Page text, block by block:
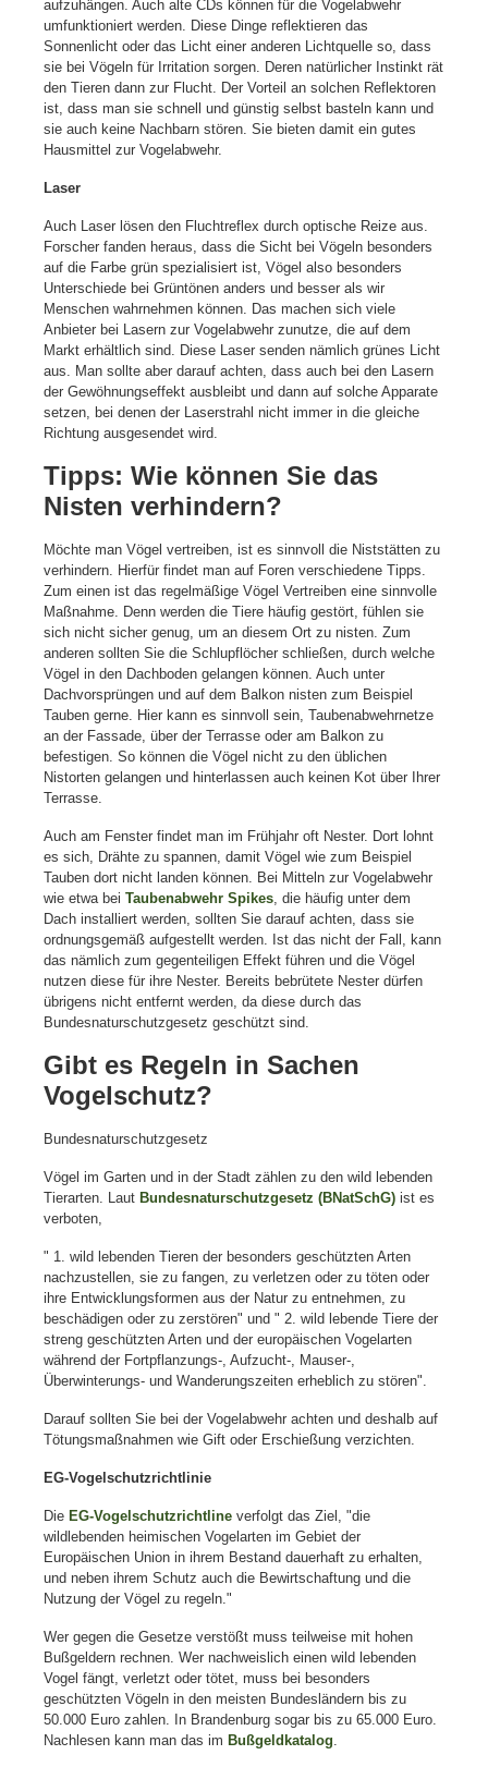
aufzuhängen. Auch alte CDs können für die Vogelabwehr
umfunktioniert werden. Diese Dinge reflektieren das
Sonnenlicht oder das Licht einer anderen Lichtquelle so, dass
sie bei Vögeln für Irritation sorgen. Deren natürlicher Instinkt rät
den Tieren dann zur Flucht. Der Vorteil an solchen Reflektoren
ist, dass man sie schnell und günstig selbst basteln kann und
sie auch keine Nachbarn stören. Sie bieten damit ein gutes
Hausmittel zur Vogelabwehr.
Laser
Auch Laser lösen den Fluchtreflex durch optische Reize aus.
Forscher fanden heraus, dass die Sicht bei Vögeln besonders
auf die Farbe grün spezialisiert ist, Vögel also besonders
Unterschiede bei Grüntönen anders und besser als wir
Menschen wahrnehmen können. Das machen sich viele
Anbieter bei Lasern zur Vogelabwehr zunutze, die auf dem
Markt erhältlich sind. Diese Laser senden nämlich grünes Licht
aus. Man sollte aber darauf achten, dass auch bei den Lasern
der Gewöhnungseffekt ausbleibt und dann auf solche Apparate
setzen, bei denen der Laserstrahl nicht immer in die gleiche
Richtung ausgesendet wird.
Tipps: Wie können Sie das
Nisten verhindern?
Möchte man Vögel vertreiben, ist es sinnvoll die Niststätten zu
verhindern. Hierfür findet man auf Foren verschiedene Tipps.
Zum einen ist das regelmäßige Vögel Vertreiben eine sinnvolle
Maßnahme. Denn werden die Tiere häufig gestört, fühlen sie
sich nicht sicher genug, um an diesem Ort zu nisten. Zum
anderen sollten Sie die Schlupflöcher schließen, durch welche
Vögel in den Dachboden gelangen können. Auch unter
Dachvorsprüngen und auf dem Balkon nisten zum Beispiel
Tauben gerne. Hier kann es sinnvoll sein, Taubenabwehrnetze
an der Fassade, über der Terrasse oder am Balkon zu
befestigen. So können die Vögel nicht zu den üblichen
Nistorten gelangen und hinterlassen auch keinen Kot über Ihrer
Terrasse.
Auch am Fenster findet man im Frühjahr oft Nester. Dort lohnt
es sich, Drähte zu spannen, damit Vögel wie zum Beispiel
Tauben dort nicht landen können. Bei Mitteln zur Vogelabwehr
wie etwa bei Taubenabwehr Spikes, die häufig unter dem
Dach installiert werden, sollten Sie darauf achten, dass sie
ordnungsgemäß aufgestellt werden. Ist das nicht der Fall, kann
das nämlich zum gegenteiligen Effekt führen und die Vögel
nutzen diese für ihre Nester. Bereits bebrütete Nester dürfen
übrigens nicht entfernt werden, da diese durch das
Bundesnaturschutzgesetz geschützt sind.
Gibt es Regeln in Sachen
Vogelschutz?
Bundesnaturschutzgesetz
Vögel im Garten und in der Stadt zählen zu den wild lebenden
Tierarten. Laut Bundesnaturschutzgesetz (BNatSchG) ist es
verboten,
" 1. wild lebenden Tieren der besonders geschützten Arten
nachzustellen, sie zu fangen, zu verletzen oder zu töten oder
ihre Entwicklungsformen aus der Natur zu entnehmen, zu
beschädigen oder zu zerstören" und " 2. wild lebende Tiere der
streng geschützten Arten und der europäischen Vogelarten
während der Fortpflanzungs-, Aufzucht-, Mauser-,
Überwinterungs- und Wanderungszeiten erheblich zu stören".
Darauf sollten Sie bei der Vogelabwehr achten und deshalb auf
Tötungsmaßnahmen wie Gift oder Erschießung verzichten.
EG-Vogelschutzrichtlinie
Die EG-Vogelschutzrichtline verfolgt das Ziel, "die
wildlebenden heimischen Vogelarten im Gebiet der
Europäischen Union in ihrem Bestand dauerhaft zu erhalten,
und neben ihrem Schutz auch die Bewirtschaftung und die
Nutzung der Vögel zu regeln."
Wer gegen die Gesetze verstößt muss teilweise mit hohen
Bußgeldern rechnen. Wer nachweislich einen wild lebenden
Vogel fängt, verletzt oder tötet, muss bei besonders
geschützten Vögeln in den meisten Bundesländern bis zu
50.000 Euro zahlen. In Brandenburg sogar bis zu 65.000 Euro.
Nachlesen kann man das im Bußgeldkatalog.